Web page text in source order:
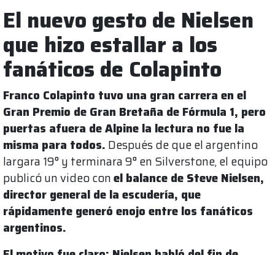
El nuevo gesto de Nielsen
que hizo estallar a los
fanáticos de Colapinto
Franco Colapinto tuvo una gran carrera en el
Gran Premio de Gran Bretaña de Fórmula 1, pero
puertas afuera de Alpine la lectura no fue la
misma para todos. Después de que el argentino
largara 19° y terminara 9° en Silverstone, el equipo
publicó un video conel balance de Steve Nielsen,
director general de la escudería, que
rápidamente generó enojo entre los fanáticos
argentinos.